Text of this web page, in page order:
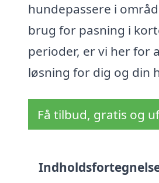
hundepassere i
brug for pasning i
perioder, er vi her for
løsning for dig og din
Få tilbud, gratis og